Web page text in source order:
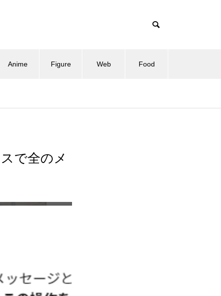
Anime Figure Web Food
で全のメ